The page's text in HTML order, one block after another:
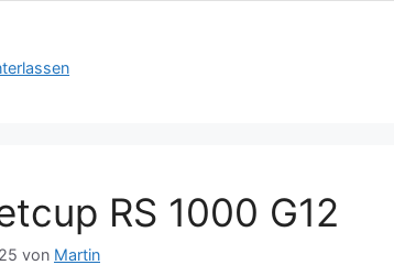
RS 1000 G12
von Martin